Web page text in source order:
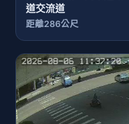
道交流道
距離286公尺